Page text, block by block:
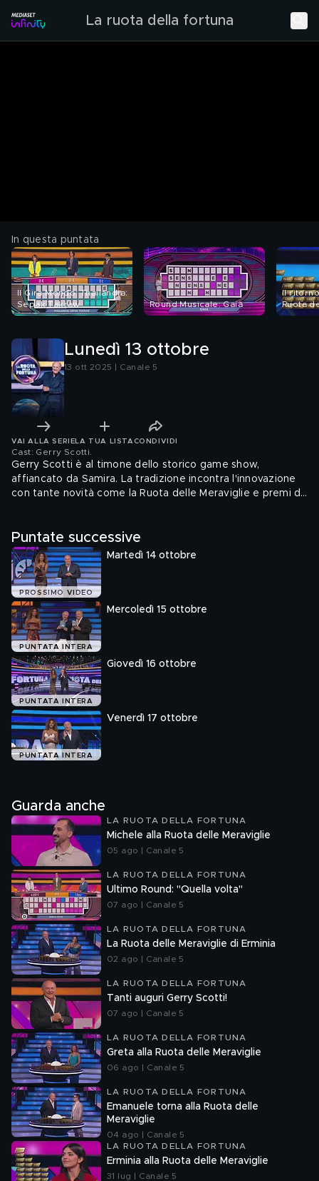
La ruota della fortuna
In questa puntata
Il Gira Mondo: Thailandia:
Sepak Takraw
Round Musicale: Gaia
Il
Ruota
Lunedì 13 ottobre
13 ott 2025 | Canale 5
VAI ALLA SERIE LA TUA LISTA CONDIVIDI
Cast: Gerry Scotti
Gerry Scotti è al timone dello storico game show,
affiancato da Samira. La tradizione incontra l'innovazione
con tante novità come la Ruota delle Meraviglie e premi da
Puntate successive
PROSSIMO VIDEO
Martedì 14 ottobre
PUNTATA INTERA
Mercoledì 15 ottobre
PUNTATA INTERA
Giovedì 16 ottobre
PUNTATA INTERA
Venerdì 17 ottobre
Guarda anche
LA RUOTA DELLA FORTUNA
Michele alla Ruota delle Meraviglie
05 ago | Canale 5
LA RUOTA DELLA FORTUNA
Ultimo Round: "Quella volta"
07 ago | Canale 5
LA RUOTA DELLA FORTUNA
La Ruota delle Meraviglie di Erminia
02 ago | Canale 5
LA RUOTA DELLA FORTUNA
Tanti auguri Gerry Scotti!
07 ago | Canale 5
LA RUOTA DELLA FORTUNA
Greta alla Ruota delle Meraviglie
06 ago | Canale 5
LA RUOTA DELLA FORTUNA
Emanuele torna alla Ruota delle
Meraviglie
04 ago | Canale 5
LA RUOTA DELLA FORTUNA
Erminia alla Ruota delle Meraviglie
31 lug | Canale 5